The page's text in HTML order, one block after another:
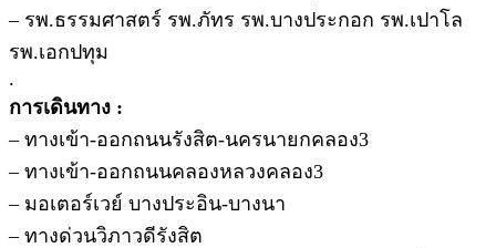
– รพ.ธรรมศาสตร์ รพ.ภัทร รพ.บางประกอก รพ.เปาโล
รพ.เอกปทุม
.
การเดินทาง :
– ทางเข้า-ออกถนนรังสิต-นครนายกคลอง3
– ทางเข้า-ออกถนนคลองหลวงคลอง3
– มอเตอร์เวย์ บางประอิน-บางนา
– ทางด่วนวิภาวดีรังสิต